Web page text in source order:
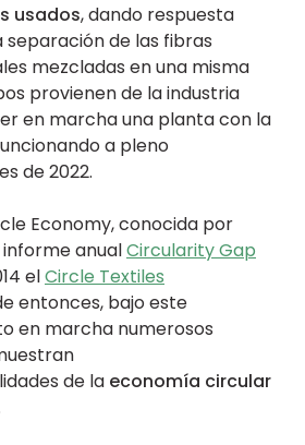
usados, dando respuesta
de las fibras
mezcladas en una misma
provienen de la industria
en marcha una planta con la
a pleno
de 2022.
Economy, conocida por
anualCircularity Gap
elCircle Textiles
entonces, bajo este
en marcha numerosos
de la economía circular